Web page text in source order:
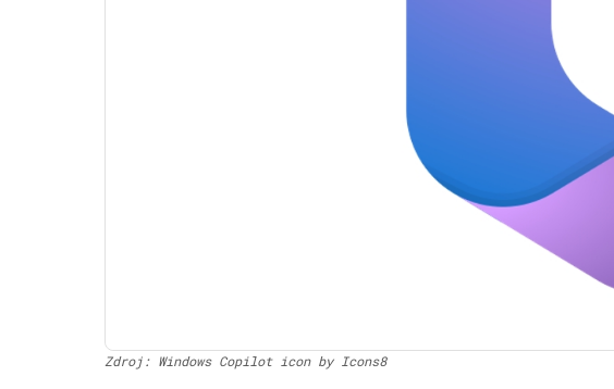
Zdroj: Windows Copilot icon by Icons8